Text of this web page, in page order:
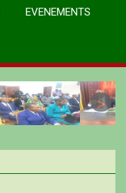
EVENEMENTS